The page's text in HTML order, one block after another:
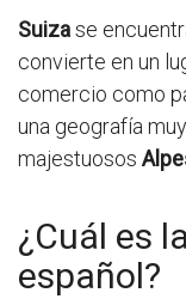
Suizase
convierte en un
comercio como
una geografía
majestuosos
¿Cuál es
español?